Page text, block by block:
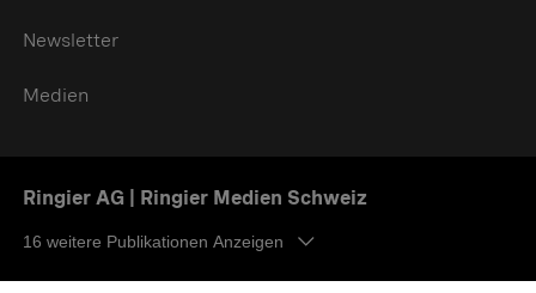
Newsletter
Medien
Ringier AG | Ringier Medien Schweiz
16 weitere Publikationen Anzeigen